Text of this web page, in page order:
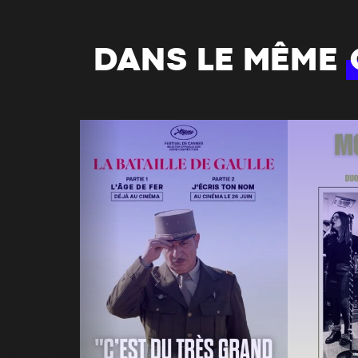
DANS LE MÊME